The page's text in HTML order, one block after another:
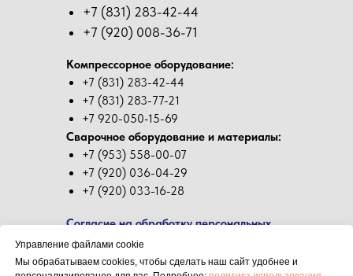
+7 (831) 283-42-44
+7 (920) 008-36-71
Компрессорное оборудование:
+7 (831) 283-42-44
+7 (831) 283-77-21
+7 920-050-15-69
Сварочное оборудование и материалы:
+7 (953) 558-00-07
+7 (920) 036-04-29
+7 (920) 033-16-28
Политика в отношении обработки
Согласие на обработку персональных
данных
Управление файлами cookie
Мы обрабатываем cookies, чтобы сделать наш сайт удобнее и